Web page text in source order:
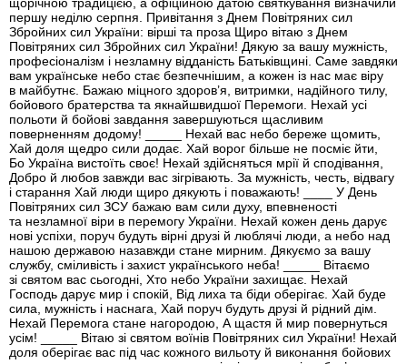
щорічною традицією, а офіційною датою святкування визначили
першу неділю серпня. Привітання з Днем Повітряних сил
Збройних сил України: вірші та проза Щиро вітаю з Днем
Повітряних сил Збройних сил України! Дякую за вашу мужність,
професіоналізм і незламну відданість Батьківщині. Саме завдяки
вам українське небо стає безпечнішим, а кожен із нас має віру
в майбутнє. Бажаю міцного здоров’я, витримки, надійного тилу,
бойового братерства та якнайшвидшої Перемоги. Нехай усі
польоти й бойові завдання завершуються щасливим
поверненням додому! _____ Нехай вас небо береже щомить,
Хай доля щедро сили додає. Хай ворог більше не посміє йти,
Бо Україна вистоїть своє! Нехай здійсняться мрії й сподівання,
Добро й любов завжди вас зігрівають. За мужність, честь, відвагу
і старання Хай люди щиро дякують і поважають! ____ У День
Повітряних сил ЗСУ бажаю вам сили духу, впевненості
та незламної віри в перемогу України. Нехай кожен день дарує
нові успіхи, поруч будуть вірні друзі й люблячі люди, а небо над
нашою державою назавжди стане мирним. Дякуємо за вашу
службу, сміливість і захист українського неба! _____ Вітаємо
зі святом вас сьогодні, Хто небо України захищає. Нехай
Господь дарує мир і спокій, Від лиха та біди оберігає. Хай буде
сила, мужність і наснага, Хай поруч будуть друзі й рідний дім.
Нехай Перемога стане нагородою, А щастя й мир повернуться
усім! _____ Вітаю зі святом воїнів Повітряних сил України! Нехай
доля оберігає вас під час кожного вильоту й виконання бойових